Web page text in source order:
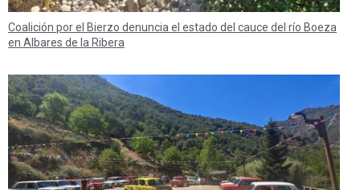
Coalición por el Bierzo denuncia el estado del cauce del río Boeza
en Albares de la Ribera